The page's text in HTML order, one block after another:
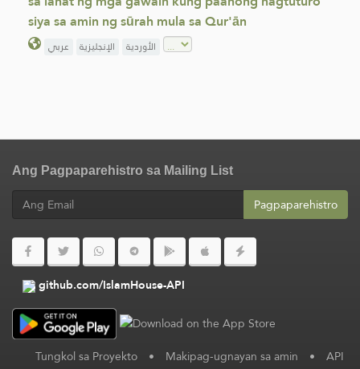
siya sa amin ng sūrah mula sa Qur'ān
عربي الإنجليزية الأوردية
Ang Pagpaparehistro sa Mailing List
Pagpaparehistro
github.com/IslamHouse-API
Tungkol sa Proyekto • Makipag-ugnayan sa amin • API